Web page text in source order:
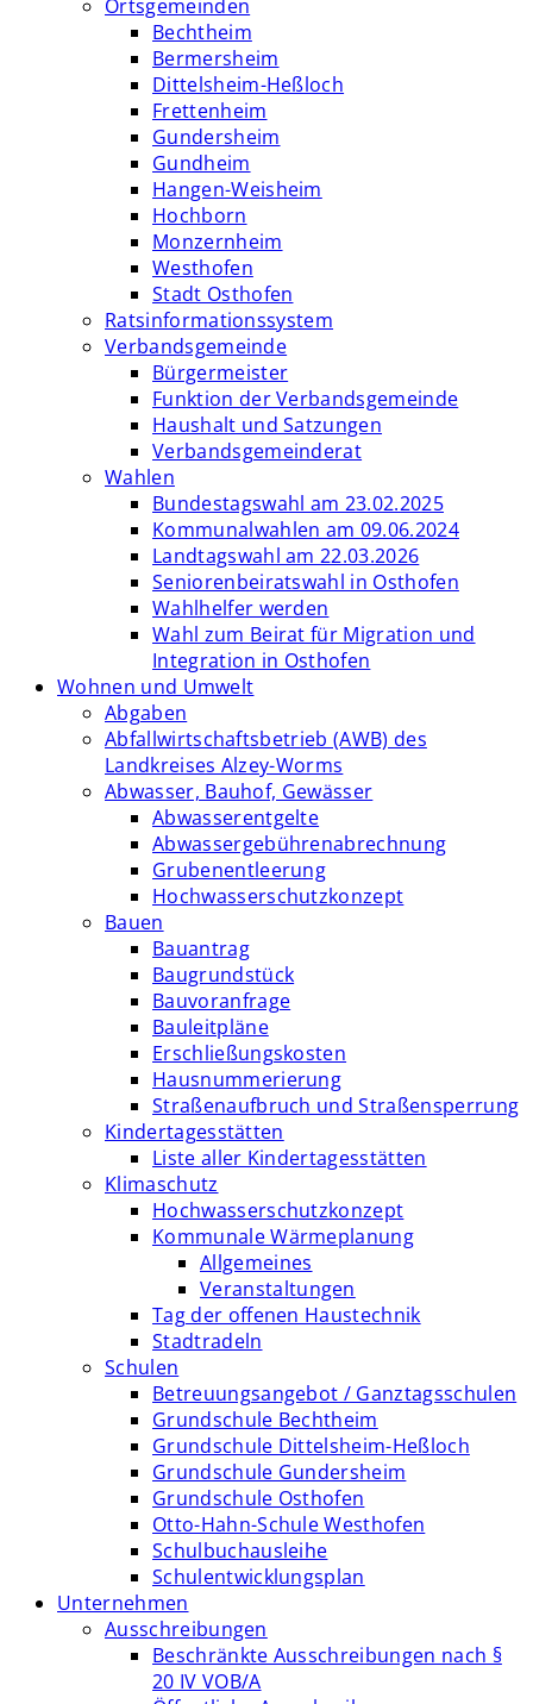
Ortsgemeinden
Bechtheim
Bermersheim
Dittelsheim-Heßloch
Frettenheim
Gundersheim
Gundheim
Hangen-Weisheim
Hochborn
Monzernheim
Westhofen
Stadt Osthofen
Ratsinformationssystem
Verbandsgemeinde
Bürgermeister
Funktion der Verbandsgemeinde
Haushalt und Satzungen
Verbandsgemeinderat
Wahlen
Bundestagswahl am 23.02.2025
Kommunalwahlen am 09.06.2024
Landtagswahl am 22.03.2026
Seniorenbeiratswahl in Osthofen
Wahlhelfer werden
Wahl zum Beirat für Migration und
Integration in Osthofen
Wohnen und Umwelt
Abgaben
Abfallwirtschaftsbetrieb (AWB) des
Landkreises Alzey-Worms
Abwasser, Bauhof, Gewässer
Abwasserentgelte
Abwassergebührenabrechnung
Grubenentleerung
Hochwasserschutzkonzept
Bauen
Bauantrag
Baugrundstück
Bauvoranfrage
Bauleitpläne
Erschließungskosten
Hausnummerierung
Straßenaufbruch und Straßensperrung
Kindertagesstätten
Liste aller Kindertagesstätten
Klimaschutz
Hochwasserschutzkonzept
Kommunale Wärmeplanung
Allgemeines
Veranstaltungen
Tag der offenen Haustechnik
Stadtradeln
Schulen
Betreuungsangebot / Ganztagsschulen
Grundschule Bechtheim
Grundschule Dittelsheim-Heßloch
Grundschule Gundersheim
Grundschule Osthofen
Otto-Hahn-Schule Westhofen
Schulbuchausleihe
Schulentwicklungsplan
Unternehmen
Ausschreibungen
Beschränkte Ausschreibungen nach §
20 IV VOB/A